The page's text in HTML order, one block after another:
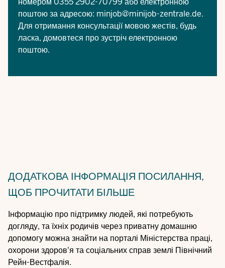
поштою за адресою: minjob@minijob-zentrale.de.
Для отримання консультації мовою жестів, будь
ласка, домовтеся про зустріч електронною
поштою.
ДОДАТКОВА ІНФОРМАЦІЯ ПОСИЛАННЯ,
ЩОБ ПРОЧИТАТИ БІЛЬШЕ
Інформацію про підтримку людей, які потребують
догляду, та їхніх родичів через приватну домашню
допомогу можна знайти на порталі Міністерства праці,
охорони здоров'я та соціальних справ землі Північний
Рейн-Вестфалія.